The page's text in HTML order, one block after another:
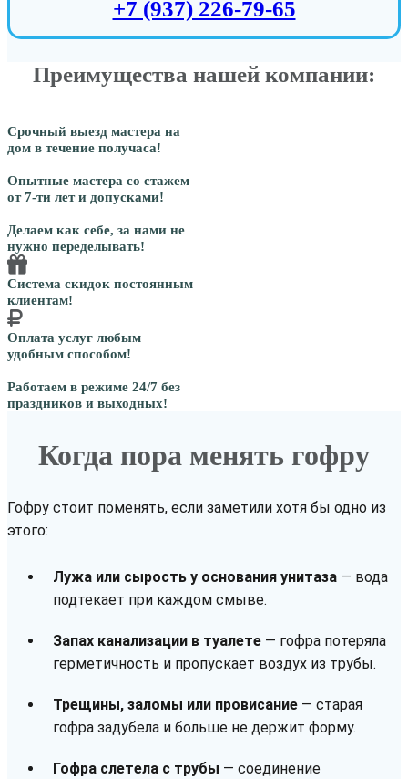
+7 (937) 226-79-65
Преимущества нашей компании:
Срочный выезд мастера на
дом в течение получаса!
Опытные мастера со стажем
от 7-ти лет и допусками!
Делаем как себе, за нами не
нужно переделывать!
Система скидок постоянным
клиентам!
Оплата услуг любым
удобным способом!
Работаем в режиме 24/7 без
праздников и выходных!
Когда пора менять гофру
Гофру стоит поменять, если заметили хотя бы одно из
этого:
Лужа или сырость у основания унитаза — вода
подтекает при каждом смыве.
Запах канализации в туалете — гофра потеряла
герметичность и пропускает воздух из трубы.
Трещины, заломы или провисание — старая
гофра задубела и больше не держит форму.
Гофра слетела с трубы — соединение